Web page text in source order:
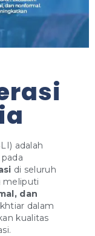
adalah
di seluruh
meliputi
dan
dalam
kualitas